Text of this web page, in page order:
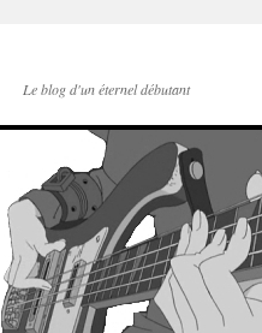
Le blog d'un éternel débutant